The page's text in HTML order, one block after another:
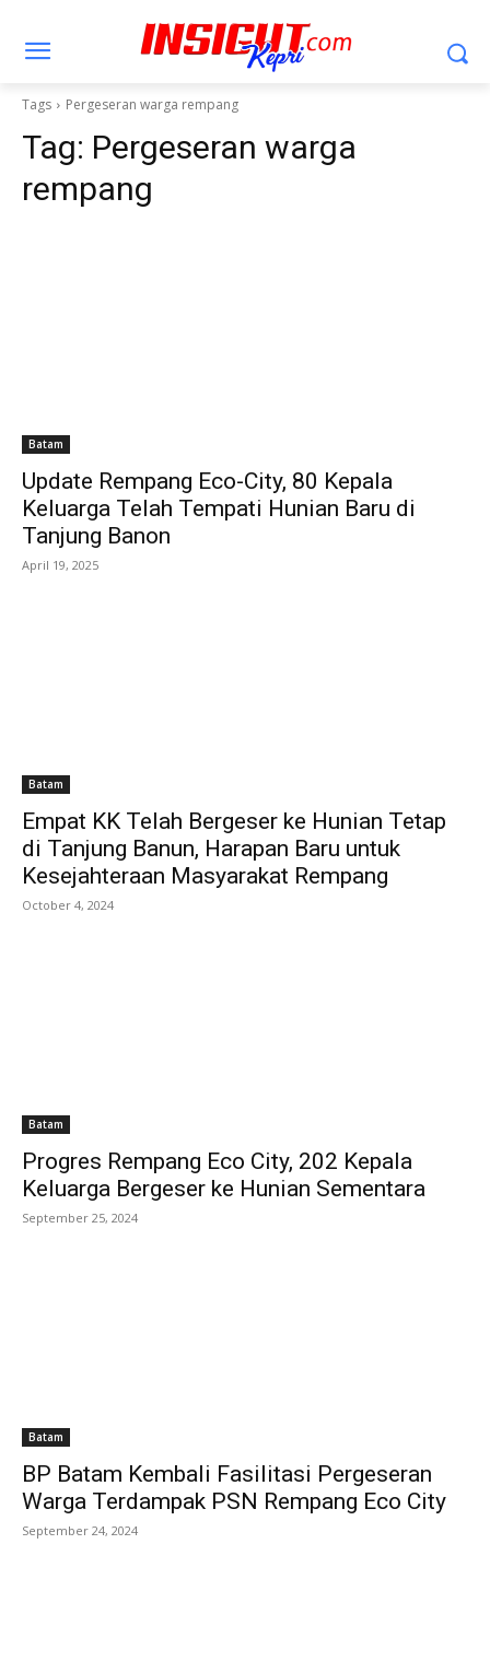
Tags Pergeseran warga rempang
Tag: Pergeseran warga
rempang
Batam
Update Rempang Eco-City, 80 Kepala
Keluarga Telah Tempati Hunian Baru di
Tanjung Banon
April 19, 2025
Batam
Empat KK Telah Bergeser ke Hunian Tetap
di Tanjung Banun, Harapan Baru untuk
Kesejahteraan Masyarakat Rempang
October 4, 2024
Batam
Progres Rempang Eco City, 202 Kepala
Keluarga Bergeser ke Hunian Sementara
September 25, 2024
Batam
BP Batam Kembali Fasilitasi Pergeseran
Warga Terdampak PSN Rempang Eco City
September 24, 2024